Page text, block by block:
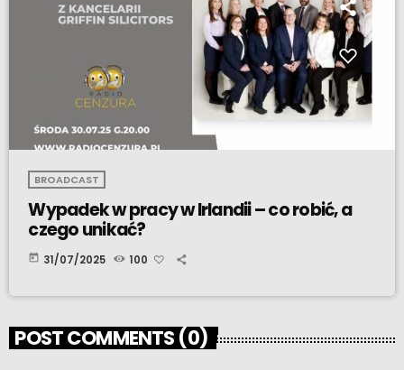
BROADCAST
Wypadek w pracy w Irlandii – co robić, a
czego unikać?
today 31/07/2025 100
POST COMMENTS (0)